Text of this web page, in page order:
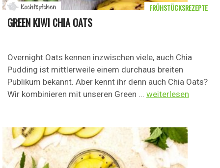
GREEN KIWI CHIA OATS
Overnight Oats kennen inzwischen viele, auch Chia
Pudding ist mittlerweile einem durchaus breiten
Publikum bekannt. Aber kennt ihr denn auch Chia Oats?
Wir kombinieren mit unseren Green ... weiterlesen
FRÜHSTÜCKSREZEPTE
Kochtöpfchen